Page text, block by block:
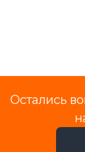
Остались